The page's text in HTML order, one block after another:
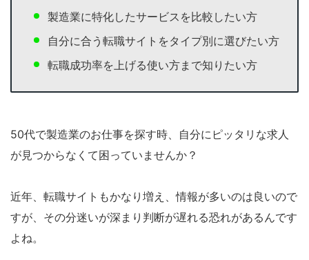
製造業に特化したサービスを比較したい方
自分に合う転職サイトをタイプ別に選びたい方
転職成功率を上げる使い方まで知りたい方
50代で製造業のお仕事を探す時、自分にピッタリな求人
が見つからなくて困っていませんか？
近年、転職サイトもかなり増え、情報が多いのは良いので
すが、その分迷いが深まり判断が遅れる恐れがあるんです
よね。